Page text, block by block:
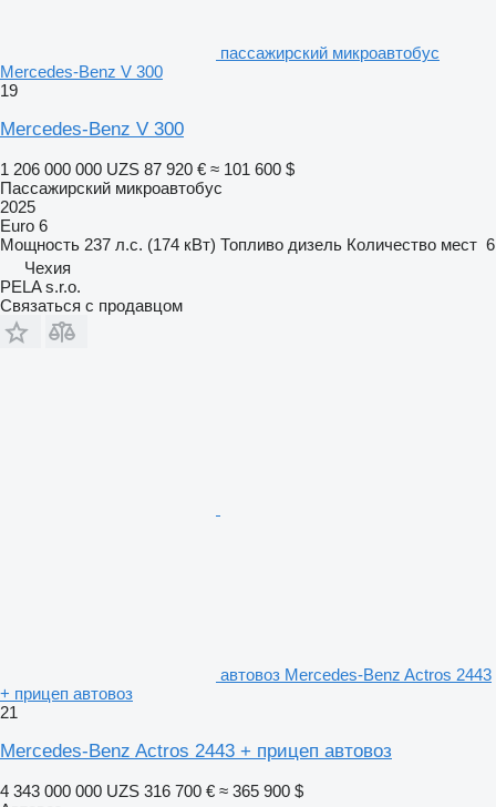
пассажирский микроавтобус
Mercedes-Benz V 300
19
Mercedes-Benz V 300
1 206 000 000 UZS 87 920 € ≈ 101 600 $
Пассажирский микроавтобус
2025
Euro 6
Мощность 237 л.с. (174 кВт) Топливо дизель Количество мест 6
Чехия
PELA s.r.o.
Связаться с продавцом
автовоз Mercedes-Benz Actros 2443
+ прицеп автовоз
21
Mercedes-Benz Actros 2443 + прицеп автовоз
4 343 000 000 UZS 316 700 € ≈ 365 900 $